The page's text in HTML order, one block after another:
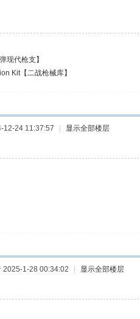
现代枪支】
Kit【二战枪械库】
12-24 11:37:57 显示全部楼层
2025-1-28 00:34:02 显示全部楼层